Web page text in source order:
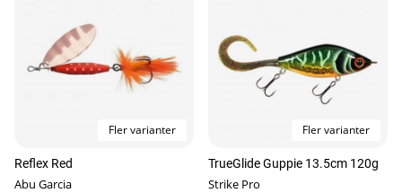
Fler varianter
Reflex Red
Abu Garcia
Fler varianter
TrueGlide Guppie 13.5cm 120g
Strike Pro